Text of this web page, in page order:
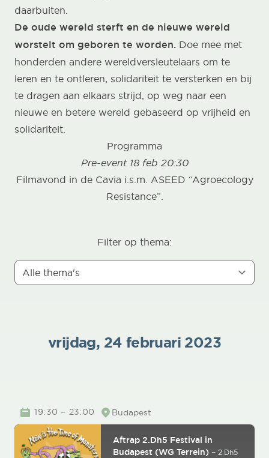
daarbuiten.
De oude wereld sterft en de nieuwe wereld
worstelt om geboren te worden. Doe mee met
honderden andere wereldversleutelaars om te
leren en te ontleren, solidariteit te versterken en bij
te dragen aan elkaars strijd, op weg naar een
nieuwe en betere wereld gebaseerd op vrijheid en
solidariteit.
Programma
Pre-event 18 feb 20:30
Filmavond in de Cavia i.s.m. ASEED “Agroecology
Resistance”.
Filter op thema:
vrijdag, 24 februari 2023
TIME19:30 – 23:00 Location
Budapest
Aftrap 2.Dh5 Festival in
Budapest (WG Terrein) – 2.Dh5